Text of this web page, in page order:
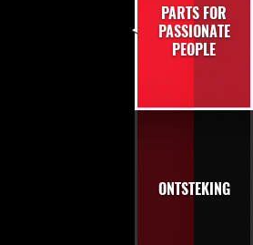
NON-AUTOMOTIVE
PARTS FOR
PASSIONATE
PEOPLE
ONTSTEKING